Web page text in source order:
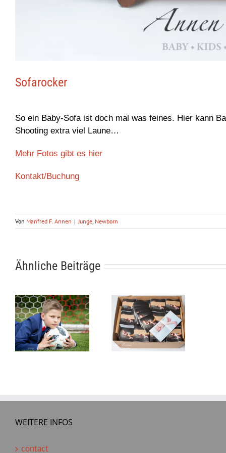
Sofarocker
So ein Baby-Sofa ist doch mal was feines. Hier kann
Shooting extra viel Laune…
Mehr Fotos gibt es hier
Kontakt/Buchung
Von Manfred F. Annen | Junge Newborn
Ähnliche Beiträge
WEITERE INFOS
contact